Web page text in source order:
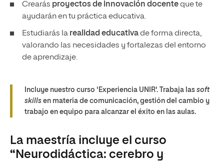
Crearás proyectos de innovación docenteque te
ayudarán en tu práctica educativa.
Estudiarás la realidad educativade forma directa,
valorando las necesidades y fortalezas del entorno
de aprendizaje.
Incluye nuestro curso 'Experiencia UNIR'. Trabaja las soft
skills en materia de comunicación, gestión del cambio y
trabajo en equipo para alcanzar el éxito en las aulas.
La maestría incluye el curso
“Neurodidáctica: cerebro y